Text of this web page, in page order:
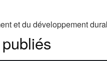
et du développement